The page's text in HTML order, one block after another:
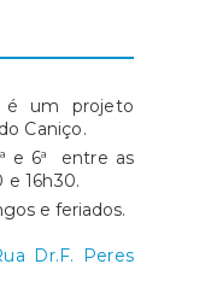
é um projeto
Caniço.
e 6ª entre as
16h30.
e feriados.
Dr.F. Peres